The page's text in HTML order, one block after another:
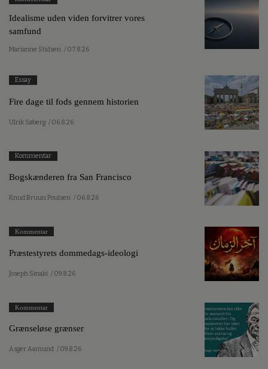
Idealisme uden viden forvitrer vores
samfund
Marianne Stidsen / 07.8.26
Essay
Fire dage til fods gennem historien
Ulrik Søberg / 06.8.26
Kommentar
Bogskænderen fra San Francisco
Knud Bruun Poulsen / 06.8.26
Kommentar
Præstestyrets dommedags-ideologi
Joseph Sinaki / 09.8.26
Kommentar
Grænseløse grænser
Asger Aamund / 09.8.26